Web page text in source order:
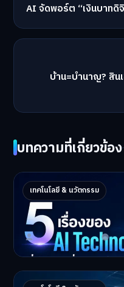
AI จัดพอร์ต “เงินบาทดิ
บ้าน=บำนาญ? สิน
บทความที่เกี่ยวข้อง
เทคโนโลยี & นวัตกรรม
5 เรื่องของ AI
ในปี 2026
5 AI Technology ที่กำล…
Master Bussiness 2